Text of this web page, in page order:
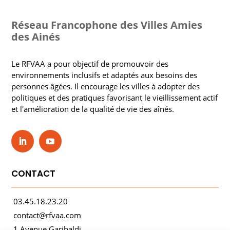
Réseau Francophone des Villes Amies
des Ainés
Le RFVAA a pour objectif de promouvoir des
environnements inclusifs et adaptés aux besoins des
personnes âgées. Il encourage les villes à adopter des
politiques et des pratiques favorisant le vieillissement actif
et l'amélioration de la qualité de vie des aînés.
CONTACT
03.45.18.23.20
contact@rfvaa.com